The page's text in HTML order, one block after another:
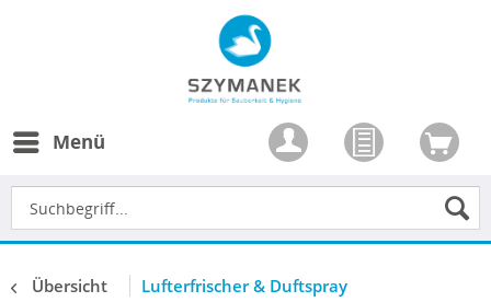
Menü
Übersicht Lufterfrischer & Duftspray